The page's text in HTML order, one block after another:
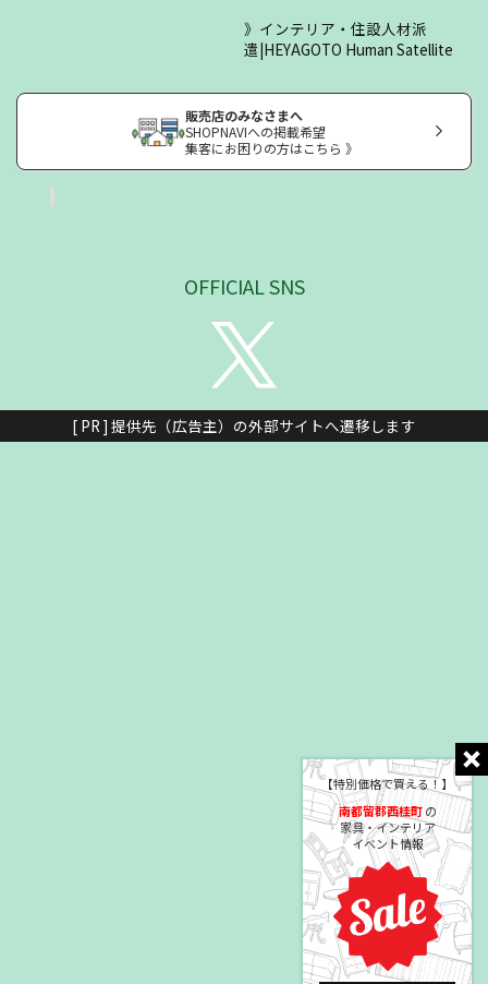
【特別価格で買える！】
南都留郡西桂町の
家具・インテリア
イベント情報
インテリア・住設人材派
遣|HEYAGOTO Human Satellite
販売店のみなさまへ
SHOPNAVIへの掲載希望
集客にお困りの方はこちら 》
OFFICIAL SNS
[ PR ] 提供先（広告主）の外部サイトへ遷移します